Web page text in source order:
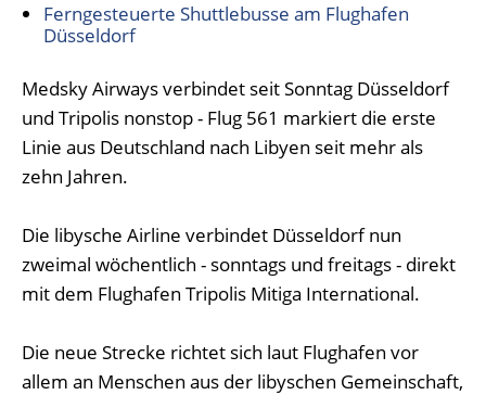
Ferngesteuerte Shuttlebusse am Flughafen
Düsseldorf
Medsky Airways verbindet seit Sonntag Düsseldorf
und Tripolis nonstop - Flug 561 markiert die erste
Linie aus Deutschland nach Libyen seit mehr als
zehn Jahren.
Die libysche Airline verbindet Düsseldorf nun
zweimal wöchentlich - sonntags und freitags - direkt
mit dem Flughafen Tripolis Mitiga International.
Die neue Strecke richtet sich laut Flughafen vor
allem an Menschen aus der libyschen Gemeinschaft,